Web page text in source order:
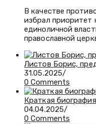
В качестве
избрал приоритет
единоличной
православной
Листов Борис,
31.05.2025/
0 Comments
Краткая
04.04.2025/
0 Comments